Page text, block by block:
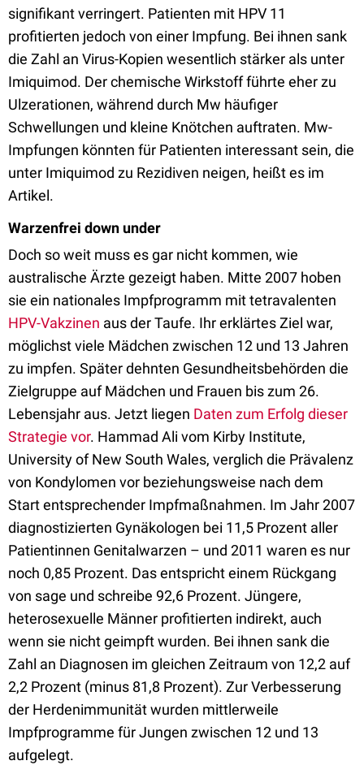
signifikant verringert. Patienten mit HPV 11
profitierten jedoch von einer Impfung. Bei ihnen sank
die Zahl an Virus-Kopien wesentlich stärker als unter
Imiquimod. Der chemische Wirkstoff führte eher zu
Ulzerationen, während durch Mw häufiger
Schwellungen und kleine Knötchen auftraten. Mw-
Impfungen könnten für Patienten interessant sein, die
unter Imiquimod zu Rezidiven neigen, heißt es im
Artikel.
Warzenfrei down under
Doch so weit muss es gar nicht kommen, wie
australische Ärzte gezeigt haben. Mitte 2007 hoben
sie ein nationales Impfprogramm mit tetravalenten
HPV-Vakzinen aus der Taufe. Ihr erklärtes Ziel war,
möglichst viele Mädchen zwischen 12 und 13 Jahren
zu impfen. Später dehnten Gesundheitsbehörden die
Zielgruppe auf Mädchen und Frauen bis zum 26.
Lebensjahr aus. Jetzt liegen Daten zum Erfolg dieser
Strategie vor. Hammad Ali vom Kirby Institute,
University of New South Wales, verglich die Prävalenz
von Kondylomen vor beziehungsweise nach dem
Start entsprechender Impfmaßnahmen. Im Jahr 2007
diagnostizierten Gynäkologen bei 11,5 Prozent aller
Patientinnen Genitalwarzen – und 2011 waren es nur
noch 0,85 Prozent. Das entspricht einem Rückgang
von sage und schreibe 92,6 Prozent. Jüngere,
heterosexuelle Männer profitierten indirekt, auch
wenn sie nicht geimpft wurden. Bei ihnen sank die
Zahl an Diagnosen im gleichen Zeitraum von 12,2 auf
2,2 Prozent (minus 81,8 Prozent). Zur Verbesserung
der Herdenimmunität wurden mittlerweile
Impfprogramme für Jungen zwischen 12 und 13
aufgelegt.